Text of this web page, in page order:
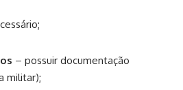
– possuir documentação
militar);